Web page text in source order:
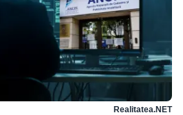
Realitatea.NET